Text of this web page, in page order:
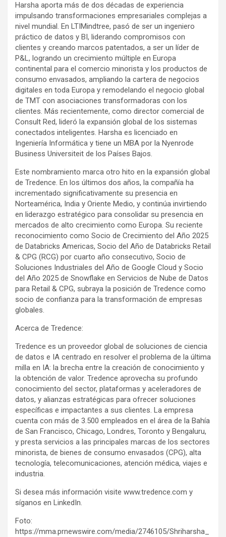
Harsha aporta más de dos décadas de experiencia
impulsando transformaciones empresariales complejas a
nivel mundial. En LTIMindtree, pasó de ser un ingeniero
práctico de datos y BI, liderando compromisos con
clientes y creando marcos patentados, a ser un líder de
P&L, logrando un crecimiento múltiple en Europa
continental para el comercio minorista y los productos de
consumo envasados, ampliando la cartera de negocios
digitales en toda Europa y remodelando el negocio global
de TMT con asociaciones transformadoras con los
clientes. Más recientemente, como director comercial de
Consult Red, lideró la expansión global de los sistemas
conectados inteligentes. Harsha es licenciado en
Ingeniería Informática y tiene un MBA por la Nyenrode
Business Universiteit de los Países Bajos.
Este nombramiento marca otro hito en la expansión global
de Tredence. En los últimos dos años, la compañía ha
incrementado significativamente su presencia en
Norteamérica, India y Oriente Medio, y continúa invirtiendo
en liderazgo estratégico para consolidar su presencia en
mercados de alto crecimiento como Europa. Su reciente
reconocimiento como Socio de Crecimiento del Año 2025
de Databricks Americas, Socio del Año de Databricks Retail
& CPG (RCG) por cuarto año consecutivo, Socio de
Soluciones Industriales del Año de Google Cloud y Socio
del Año 2025 de Snowflake en Servicios de Nube de Datos
para Retail & CPG, subraya la posición de Tredence como
socio de confianza para la transformación de empresas
globales.
Acerca de Tredence:
Tredence es un proveedor global de soluciones de ciencia
de datos e IA centrado en resolver el problema de la última
milla en IA: la brecha entre la creación de conocimiento y
la obtención de valor. Tredence aprovecha su profundo
conocimiento del sector, plataformas y aceleradores de
datos, y alianzas estratégicas para ofrecer soluciones
específicas e impactantes a sus clientes. La empresa
cuenta con más de 3.500 empleados en el área de la Bahía
de San Francisco, Chicago, Londres, Toronto y Bengaluru,
y presta servicios a las principales marcas de los sectores
minorista, de bienes de consumo envasados (CPG), alta
tecnología, telecomunicaciones, atención médica, viajes e
industria.
Si desea más información visite www.tredence.com y
síganos en LinkedIn.
Foto:
https://mma.prnewswire.com/media/2746105/Shriharsha_